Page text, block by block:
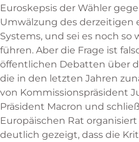
Euroskepsis der Wähler
Umwälzung des derzeitigen
Systems, und sei es noch so
führen. Aber die Frage ist
öffentlichen Debatten über
die in den letzten Jahren
von Kommissionspräsident
Präsident Macron und
Europäischen Rat
deutlich gezeigt, dass die